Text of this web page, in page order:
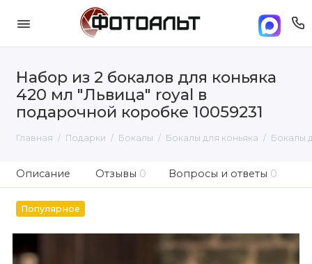
Набор из 2 бокалов для коньяка
420 мл "Львица" royal в
подарочной коробке 10059231
Главная Подарки Бокалы Бокалы для коньяка Бокалы
Описание Отзывы 0 Вопросы и ответы 0
Популярное